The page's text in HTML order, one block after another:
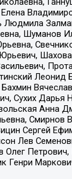
Людмила
Шуманов
Леонид
Бахмин
Сухих Дарья
Анна
Смирнов
Сергей
Лев
Олег
Генри